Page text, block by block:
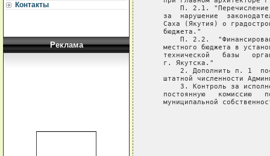
Контакты
Реклама
П. 2.1.
за  нарушение
Саха (Якутия) о
   бюджета."
П. 2.2.
местного бюджета в
технической   базы
   г. Якутска."
2. Дополнить п. 1
штатной численности
3. Контроль за
постоянную   комиссию
муниципальной